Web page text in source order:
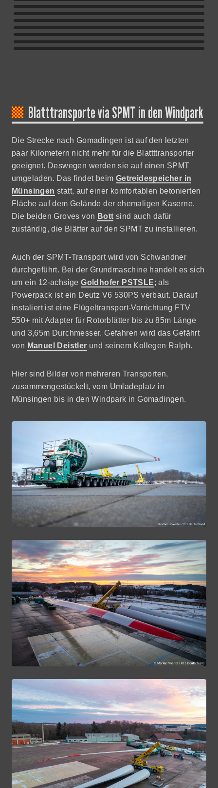
Blatttransporte via SPMT in den Windpark
Die Strecke nach Gomadingen ist auf den letzten
paar Kilometern nicht mehr für die Blattttransporter
geeignet. Deswegen werden sie auf einen SPMT
umgeladen. Das findet beim Getreidespeicher in
Münsingen statt, auf einer komfortablen betonierten
Fläche auf dem Gelände der ehemaligen Kaserne.
Die beiden Groves von Bott sind auch dafür
zuständig, die Blätter auf den SPMT zu installieren.
Auch der SPMT-Transport wird von Schwandner
durchgeführt. Bei der Grundmaschine handelt es sich
um ein 12-achsigeGoldhofer PSTSLE; als
Powerpack ist ein Deutz V6 530PS verbaut. Darauf
instaliert ist eine Flügeltransport-Vorrichtung FTV
550+ mit Adapter für Rotorblätter bis zu 85m Länge
und 3,65m Durchmesser. Gefahren wird das Gefährt
von Manuel Deistler und seinem Kollegen Ralph.
Hier sind Bilder von mehreren Transporten,
zusammengestückelt, vom Umladeplatz in
Münsingen bis in den Windpark in Gomadingen.